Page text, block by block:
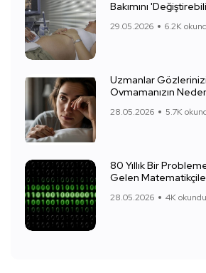
Bakımını
29.05.2026 6.2K
Uzmanlar
Ovmamanızın
28.05.2026 5.7K
80 Yıllık Bir
Gelen
28.05.2026 4K